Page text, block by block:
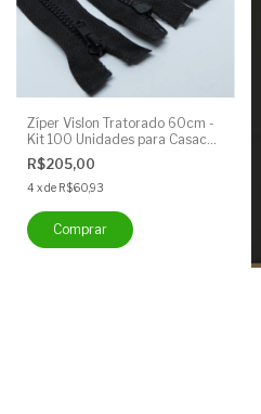
Zíper Vislon Tratorado 60cm -
Kit 100 Unidades para Casacos
e Jaquetas | Cor: Preto
R$205,00
4 xde R$60,93